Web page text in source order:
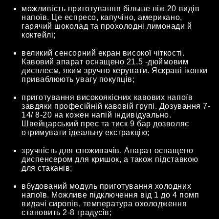
можливість приготування більше ніж 20 видів
напоїв. Це еспресо, капучіно, американо,
гарячий шоколад та прохолодні лимонади й
коктейлі;
великий сенсорний екран високої чіткості.
Кавовий апарат оснащено 21,5 -дюймовим
дисплеєм, яким зручно керувати. Яскраві іконки
приваблюють увагу покупців;
приготування високоякісних кавових напоїв
завдяки професійній кавовій групі. Дозування 7-
14/ 8-20 на кожен напій індивідуально.
Швейцарський прес та тиск 9 бар дозволяє
отримувати ідеальну екстракцію;
зручність для споживачів. Апарат оснащено
диспенсером для кришок, а також підставкою
для стаканів;
вбудований модуль приготування холодних
напоїв. Можливе підключення від 1 до 4 помп
видачі сиропів, температура охолодження
становить 2-8 градусів;